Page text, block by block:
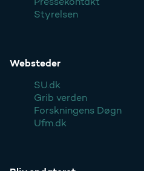
Styrelsen
Websteder
SU.dk
Grib verden
Forskningens Døgn
Ufm.dk